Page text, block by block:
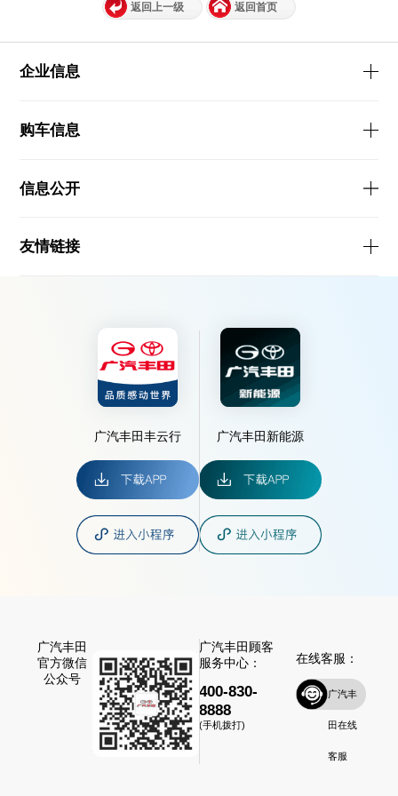
返回上一级 返回首页
企业信息
购车信息
信息公开
友情链接
广汽丰田丰云行 广汽丰田新能源
广汽丰田
官方微信
公众号
广汽丰田顾客
服务中心：
400-830-
8888
(手机拨打)
在线客服：
广汽丰
田在线
客服